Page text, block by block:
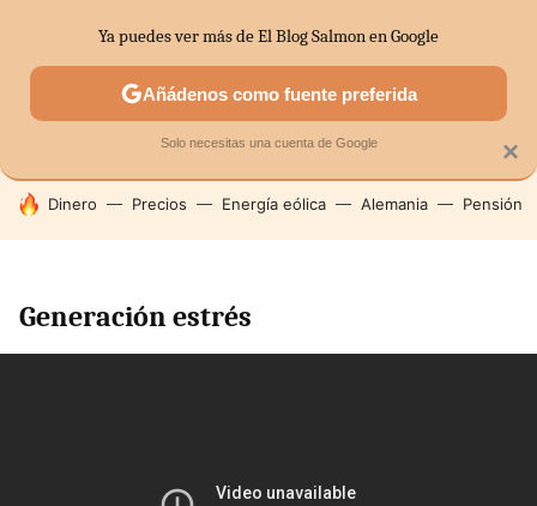
SECTORES ECONOMÍA DOMÉSTICA MERCADOS
HOY SE HABLA DE
Dinero Precios Energía eólica Alemania Pensión
Generación estrés
×
Ya puedes ver más de El Blog Salmon en Google
Añádenos como fuente preferida
Solo necesitas una cuenta de Google